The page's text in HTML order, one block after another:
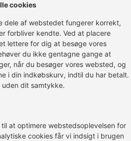
cookies
dele af webstedet fungerer korrekt,
forbliver kendte. Ved at placere
lettere for dig at besøge vores
du ikke gentagne gange at
når du besøger vores websted, og
i din indkøbskurv, indtil du har betalt.
uden dit samtykke.
at optimere webstedsoplevelsen for
cookies får vi indsigt i brugen